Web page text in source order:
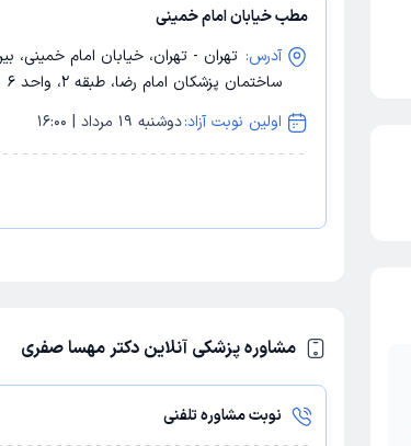
مطب خیابان امام خمینی
آدرس: تهران - تهران، خیابان امام خمینی،
ساختمان پزشکان امام رضا، طبقه 2، واحد 6
اولین نوبت آزاد:دوشنبه 19 مرداد | 16:00
مشاوره پزشکی آنلاین دکتر مهسا صفری
نوبت مشاوره تلفنی